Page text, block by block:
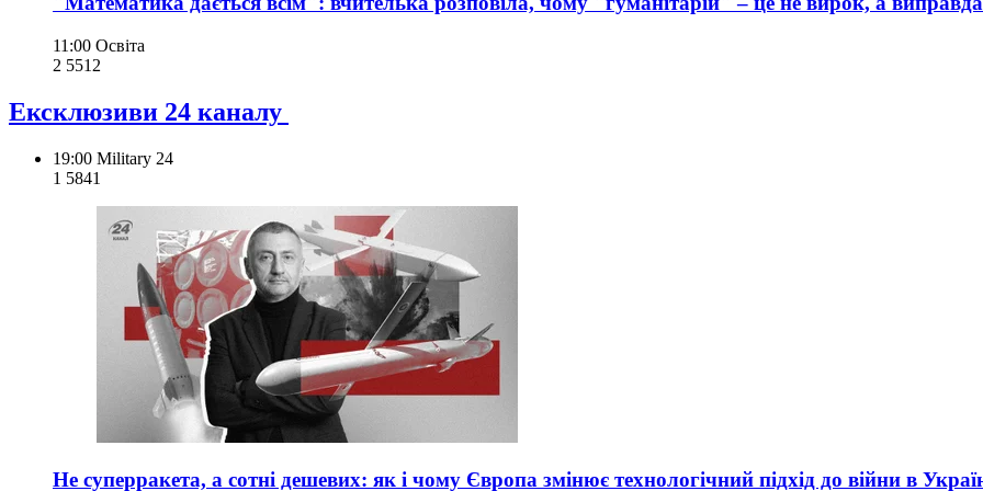
11:00 Освіта
2 551 2
Ексклюзиви 24 каналу
19:00 Military 24
1 5841
Не суперракета, а сотні дешевих: як і чому Європа змінює технологічний підхід до війни в